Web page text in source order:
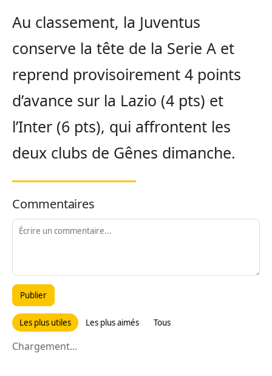
Au classement, la Juventus
conserve la tête de la Serie A et
reprend provisoirement 4 points
d’avance sur la Lazio (4 pts) et
l’Inter (6 pts), qui affrontent les
deux clubs de Gênes dimanche.
Commentaires
Publier
Les plus utiles Les plus aimés Tous
Chargement...